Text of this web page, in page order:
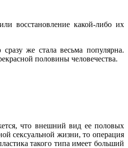
восстановление какой-либо их
же стала весьма популярна.
половины человечества.
что внешний вид ее половых
сексуальной жизни, то операция
такого типа имеет больший